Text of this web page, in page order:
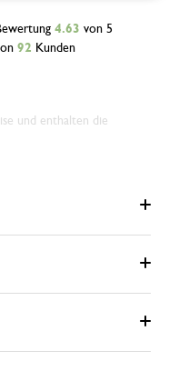
4.63 von 5
92 Kunden
und enthalten die